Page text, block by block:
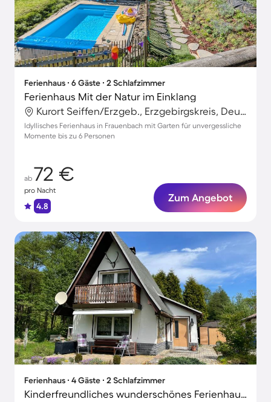
Ferienhaus ∙ 6 Gäste ∙ 2 Schlafzimmer
Ferienhaus Mit der Natur im Einklang
Kurort Seiffen/Erzgeb., Erzgebirgskreis, Deutschland
Idyllisches Ferienhaus in Frauenbach mit Garten für unvergessliche
Momente bis zu 6 Personen
ab 72 €
pro Nacht
4.8
Zum Angebot
Ferienhaus ∙ 4 Gäste ∙ 2 Schlafzimmer
Kinderfreundliches wunderschönes Ferienhaus mit Grill und Garten | Gartenblick | Haustiere erlaubt